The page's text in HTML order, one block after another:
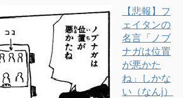
【悲報】フ
ェイタンの
名言「ノブ
ナガは位置
が悪かた
ね」しかな
い（なんj）